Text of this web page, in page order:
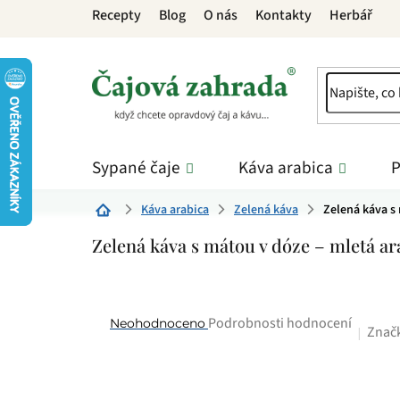
Recepty Blog O nás Kontakty Herbář
Sypané čaje Káva arabica
Domů Káva arabica Zelená káva Zelená káva
Zelená káva s mátou v dóze – mletá
Průměrné
Neohodnoceno Podrobnosti hodnocení